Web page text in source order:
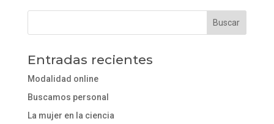
Entradas recientes
Modalidad online
Buscamos personal
La mujer en la ciencia